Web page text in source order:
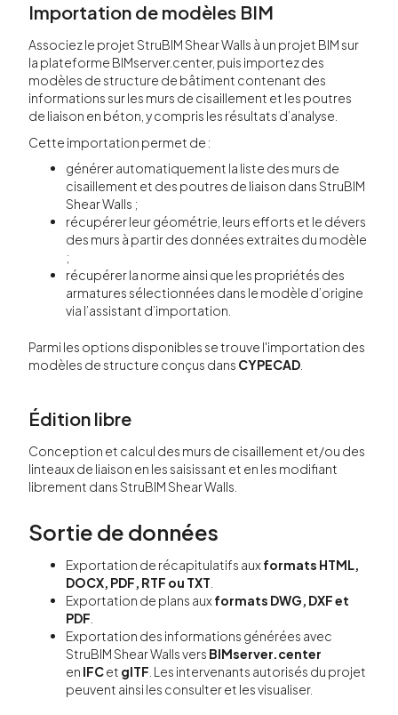
Importation de modèles BIM
Associez le projet StruBIM Shear Walls à un projet BIM sur
la plateforme BIMserver.center, puis importez des
modèles de structure de bâtiment contenant des
informations sur les murs de cisaillement et les poutres
de liaison en béton, y compris les résultats d’analyse.
Cette importation permet de :
générer automatiquement la liste des murs de
cisaillement et des poutres de liaison dans StruBIM
Shear Walls ;
récupérer leur géométrie, leurs efforts et le dévers
des murs à partir des données extraites du modèle
;
récupérer la norme ainsi que les propriétés des
armatures sélectionnées dans le modèle d’origine
via l’assistant d’importation.
Parmi les options disponibles se trouve l'importation des
modèles de structure conçus dans CYPECAD
Édition libre
Conception et calcul des murs de cisaillement et/ou des
linteaux de liaison en les saisissant et en les modifiant
librement dans StruBIM Shear Walls.
Sortie de données
Exportation de récapitulatifs auxformats HTML,
DOCX, PDF, RTF ou TXT
Exportation de plans auxformats DWG, DXF et
PDF
Exportation des informations générées avec
StruBIM Shear Walls vers BIMserver.center
en IFCet glTF . Les intervenants autorisés du projet
peuvent ainsi les consulter et les visualiser.